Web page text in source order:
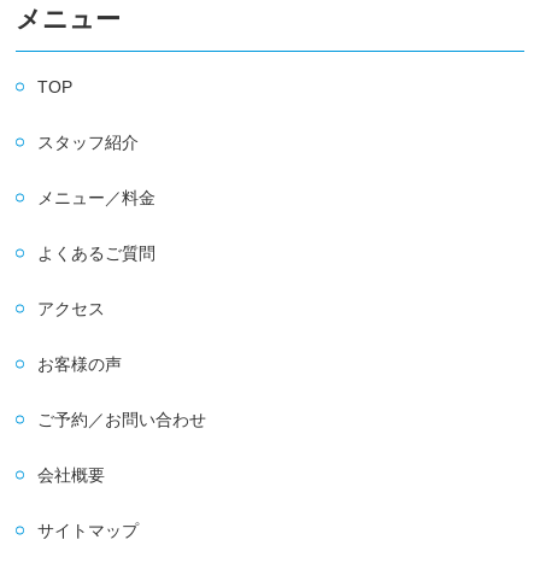
メニュー
TOP
スタッフ紹介
メニュー／料金
よくあるご質問
アクセス
お客様の声
ご予約／お問い合わせ
会社概要
サイトマップ